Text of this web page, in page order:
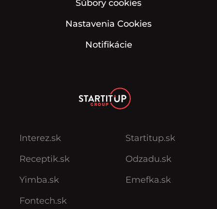
Súbory cookies
Nastavenia Cookies
Notifikácie
Interez.sk
Receptik.sk
Yimba.sk
Fontech.sk
Startitup.sk
Odzadu.sk
Emefka.sk